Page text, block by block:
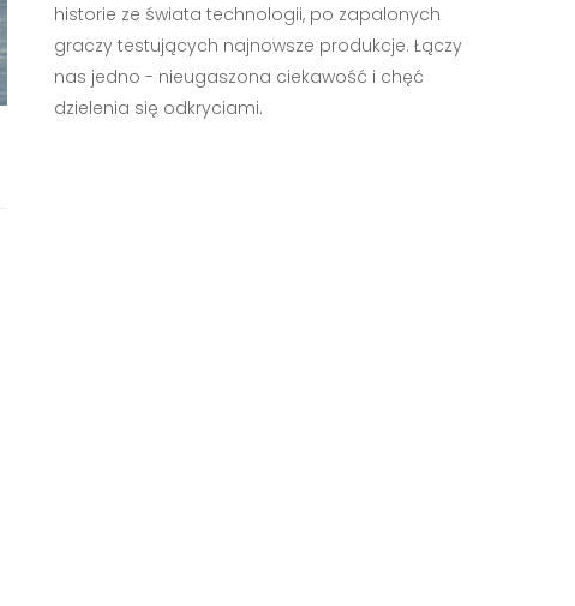
historie ze świata technologii, po zapalonych
graczy testujących najnowsze produkcje. Łączy
nas jedno - nieugaszona ciekawość i chęć
dzielenia się odkryciami.